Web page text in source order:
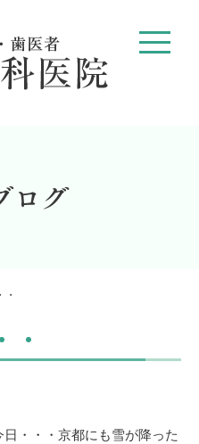
ログ
・・・京都にも雪が降った